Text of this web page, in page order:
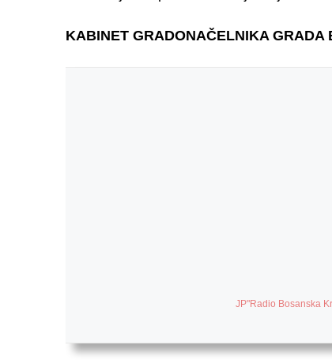
KABINET GRADONAČELNIKA GRADA
JP"Radio Bosanska